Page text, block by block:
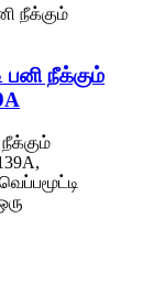
பனி நீக்கும்